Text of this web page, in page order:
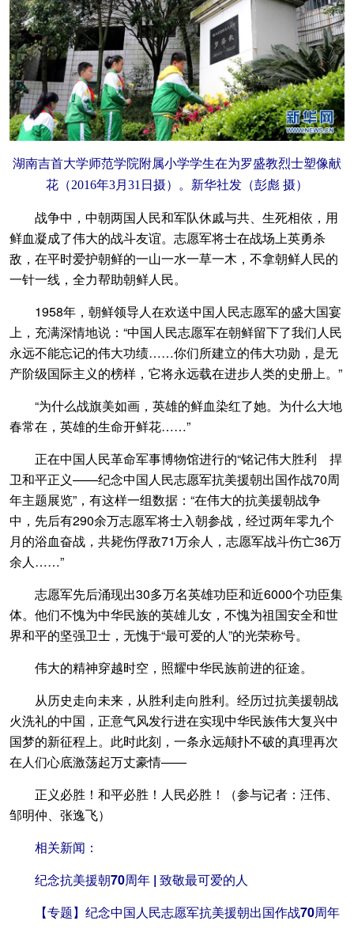
湖南吉首大学师范学院附属小学学生在为罗盛教烈士塑像献
花（2016年3月31日摄）。新华社发（彭彪 摄）
战争中，中朝两国人民和军队休戚与共、生死相依，用
鲜血凝成了伟大的战斗友谊。志愿军将士在战场上英勇杀
敌，在平时爱护朝鲜的一山一水一草一木，不拿朝鲜人民的
一针一线，全力帮助朝鲜人民。
1958年，朝鲜领导人在欢送中国人民志愿军的盛大国宴
上，充满深情地说：“中国人民志愿军在朝鲜留下了我们人民
永远不能忘记的伟大功绩……你们所建立的伟大功勋，是无
产阶级国际主义的榜样，它将永远载在进步人类的史册上。”
“为什么战旗美如画，英雄的鲜血染红了她。为什么大地
春常在，英雄的生命开鲜花……”
正在中国人民革命军事博物馆进行的“铭记伟大胜利 捍
卫和平正义——纪念中国人民志愿军抗美援朝出国作战70周
年主题展览”，有这样一组数据：“在伟大的抗美援朝战争
中，先后有290余万志愿军将士入朝参战，经过两年零九个
月的浴血奋战，共毙伤俘敌71万余人，志愿军战斗伤亡36万
余人……”
志愿军先后涌现出30多万名英雄功臣和近6000个功臣集
体。他们不愧为中华民族的英雄儿女，不愧为祖国安全和世
界和平的坚强卫士，无愧于“最可爱的人”的光荣称号。
伟大的精神穿越时空，照耀中华民族前进的征途。
从历史走向未来，从胜利走向胜利。经历过抗美援朝战
火洗礼的中国，正意气风发行进在实现中华民族伟大复兴中
国梦的新征程上。此时此刻，一条永远颠扑不破的真理再次
在人们心底激荡起万丈豪情——
正义必胜！和平必胜！人民必胜！（参与记者：汪伟、
邹明仲、张逸飞）
相关新闻：
纪念抗美援朝70周年 | 致敬最可爱的人
【专题】纪念中国人民志愿军抗美援朝出国作战70周年